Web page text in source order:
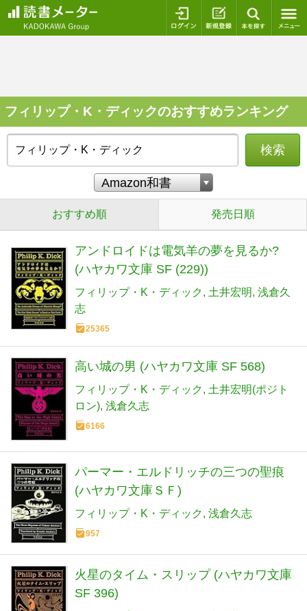
ログイン 新規登録
フィリップ・K・ディックのおすすめランキング
検索
おすすめ順 発売日順
アンドロイドは電気羊の夢を見るか?
(ハヤカワ文庫 SF (229))
フィリップ・K・ディック 土井宏明 浅倉久
志
25365
高い城の男 (ハヤカワ文庫 SF 568)
フィリップ・K・ディック
土井宏明(ポジト
ロン) 浅倉久志
6166
パーマー・エルドリッチの三つの聖痕
(ハヤカワ文庫ＳＦ)
フィリップ・K・ディック 浅倉久志
957
火星のタイム・スリップ (ハヤカワ文庫
SF 396)